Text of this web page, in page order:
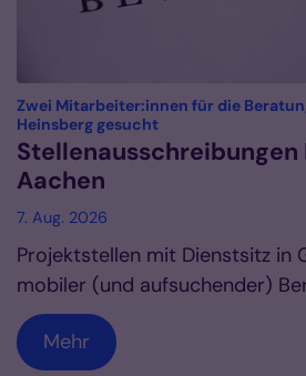
Zwei Mitarbeiter:innen für die
Heinsberg gesucht:
Stellenausschreibungen
Aachen
7. Aug. 2026
Projektstellen mit Dienstsitz in
mobiler (und aufsuchender)
Mehr